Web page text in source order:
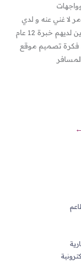
لا غني عنه و لدي
شركتنا فريق متكامل من الخبراء و المتميزين لديهم خبرة 12 عام
فكرة تصميم موقع
←